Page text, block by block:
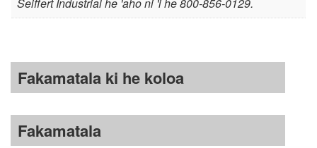
6
2
Seiffert Industrial he 'aho ni 'i he 800-856-0129.
Fakamatala ki he koloa
Fakamatala